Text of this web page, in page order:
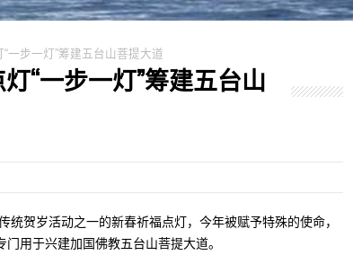
一步一灯”筹建五台山菩提大道
“一步一灯”筹建五台山
统贺岁活动之一的新春祈福点灯，今年被赋予特殊的使命，
用于兴建加国佛教五台山菩提大道。